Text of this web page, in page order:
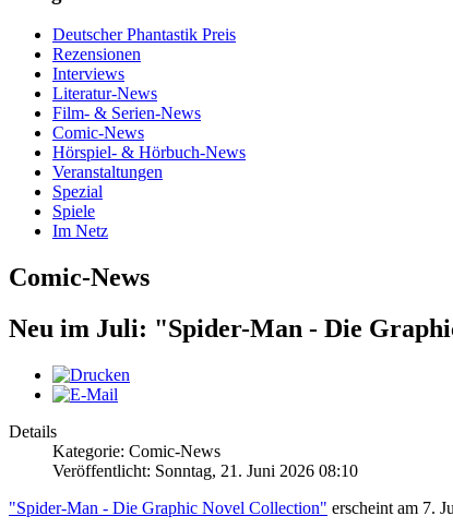
Deutscher Phantastik Preis
Rezensionen
Interviews
Literatur-News
Film- & Serien-News
Comic-News
Hörspiel- & Hörbuch-News
Veranstaltungen
Spezial
Spiele
Im Netz
Comic-News
Neu im Juli: "Spider-Man - Die
Details
Kategorie: Comic-News
Veröffentlicht: Sonntag, 21. Juni 2026 08:10
"Spider-Man - Die Graphic Novel Collection" erscheint am 7.